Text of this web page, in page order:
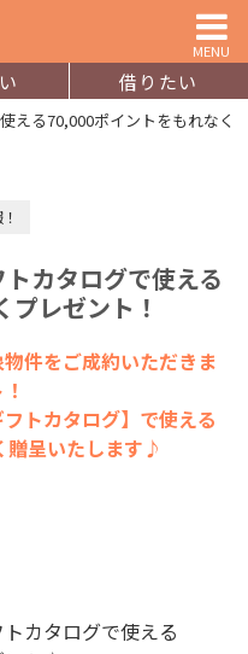
MENU
借りたい
える70,000ポイントをもれなく
トカタログで使える
レゼント！
件をご成約いただきま
トカタログ】で使える
贈呈いたします♪
カタログで使える